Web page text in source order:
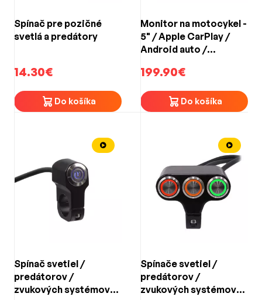
Spínač pre pozičné
svetlá a predátory
14.30€
Do košíka
Monitor na motocykel -
5" / Apple CarPlay /
Android auto /
micro SD
199.90€
Do košíka
Spínač svetiel /
predátorov /
zvukových systémov
Spínače svetiel /
predátorov /
zvukových systémov